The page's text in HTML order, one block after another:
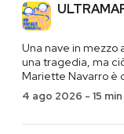
Una nave in mezzo
una tragedia, ma
Mariette Navarro è
4 ago 2026 - 15 min